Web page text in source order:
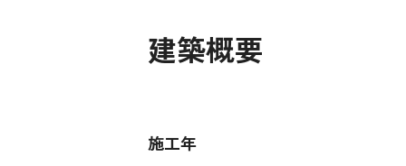
建築概要
施工年